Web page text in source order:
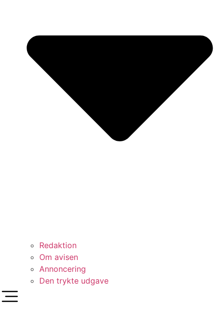
Redaktion
Om avisen
Annoncering
Den trykte udgave